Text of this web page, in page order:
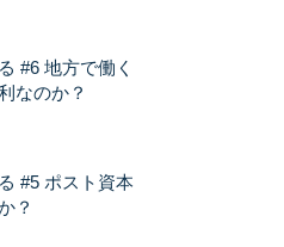
#6 地方で働く
なのか？
#5 ポスト資本
？